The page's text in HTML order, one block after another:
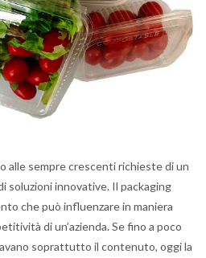
alle sempre crescenti richieste di un
soluzioni innovative. Il packaging
che può influenzare in maniera
di un’azienda. Se fino a poco
soprattutto il contenuto, oggi la